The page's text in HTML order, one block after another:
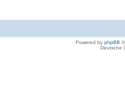
Powered by phpBB
Deutsche